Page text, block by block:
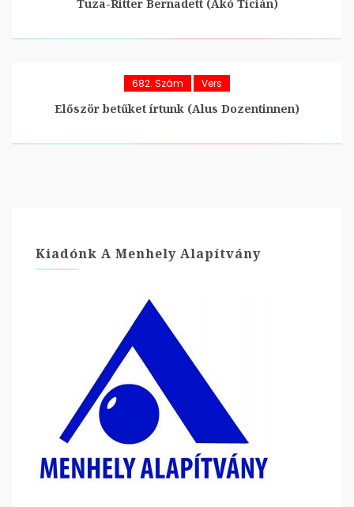
Tuza-Ritter Bernadett (Akó Tícián)
682. Szám Vers
Először betűket írtunk (Alus Dozentinnen)
Kiadónk A Menhely Alapítvány